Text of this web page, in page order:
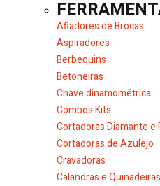
Afiadores de Brocas
Aspiradores
Berbequins
Betoneiras
Chave dinamométrica
Combos Kits
Cortadoras Diamante e
Cortadoras de Azulejo
Cravadoras
Calandras e Quinadeiras